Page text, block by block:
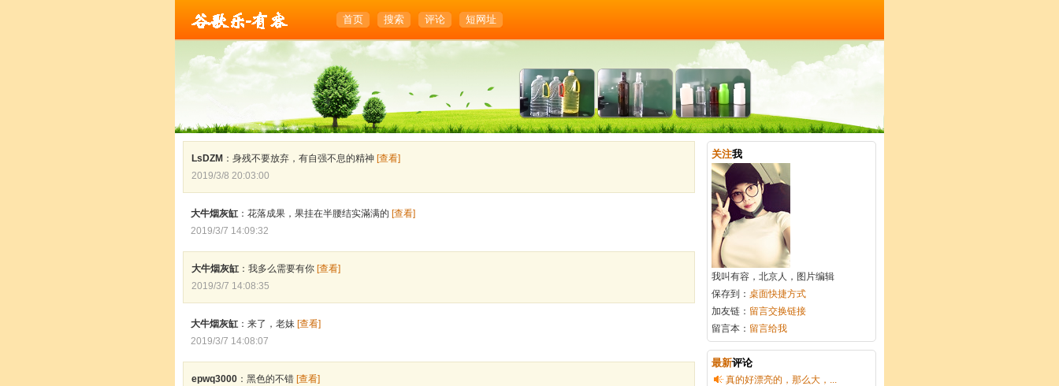
首页 搜索 评论 短网址
LsDZM ：身残不要放弃，有自强不息的精神 [查看]
2019/3/8 20:03:00
大牛烟灰缸 ：花落成果，果挂在半腰结实滿满的 [查看]
2019/3/7 14:09:32
大牛烟灰缸 ：我多么需要有你 [查看]
2019/3/7 14:08:35
大牛烟灰缸 ：来了，老妹 [查看]
2019/3/7 14:08:07
epwq3000 ：黑色的不错 [查看]
关注我
我叫有容，北京人，图片编辑
保存到： 桌面快捷方式
加友链： 留言交换链接
留言本： 留言给我
最新评论
真的好漂亮的，那么大，...